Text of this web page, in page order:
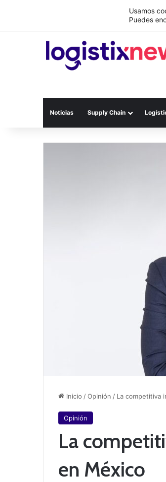
C&A México completa
Noticias Supply Chain
Inicio /Opinión / La competitiva
Opinión
La
en México
Usamos
Puedes